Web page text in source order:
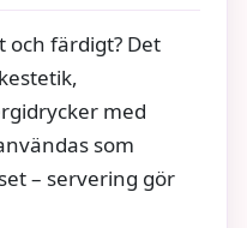
och färdigt? Det
med
som
– servering gör